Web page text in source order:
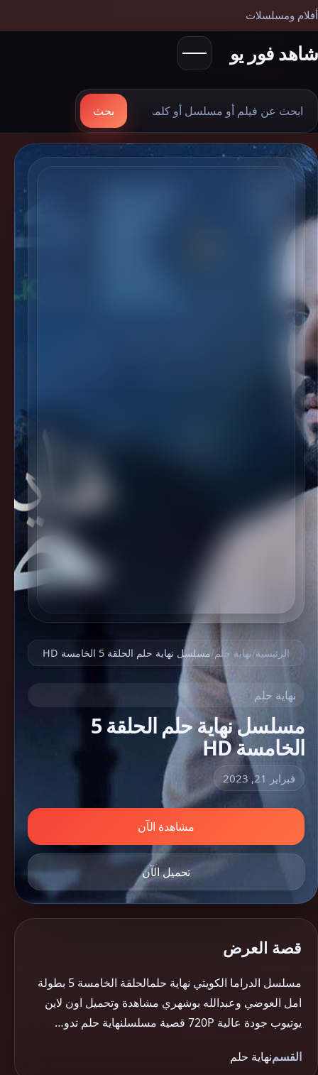
أفلام ومسلسلات
شاهد فور يو
ابحث
بحث
الرئيسية/نهاية حلم/مسلسل نهاية حلم الحلقة 5 الخامسة HD
نهاية حلم
مسلسل نهاية حلم الحلقة 5
الخامسة HD
فبراير 21, 2023
مشاهدة الآن
تحميل الآن
قصة العرض
مسلسل الدراما الكويتي نهاية حلمالحلقة الخامسة 5 بطولة
امل العوضي وعبدالله بوشهري مشاهدة وتحميل اون لاين
يوتيوب جودة عالية 720P قصية مسلسلنهاية حلم تدو…
القسمنهاية حلم